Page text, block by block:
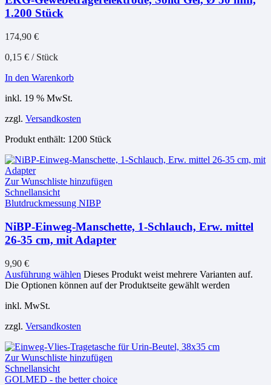
1.200 Stück
174,90 €
0,15 € / Stück
In den Warenkorb
inkl. 19 % MwSt.
zzgl. Versandkosten
Produkt enthält: 1200 Stück
Zur Wunschliste hinzufügen
Schnellansicht
Blutdruckmessung NIBP
NiBP-Einweg-Manschette, 1-Schlauch, Erw. mittel
26-35 cm, mit Adapter
9,90 €
Ausführung wählen Dieses Produkt weist mehrere Varianten auf.
Die Optionen können auf der Produktseite gewählt werden
inkl. MwSt.
zzgl. Versandkosten
Zur Wunschliste hinzufügen
Schnellansicht
GOLMED - the better choice